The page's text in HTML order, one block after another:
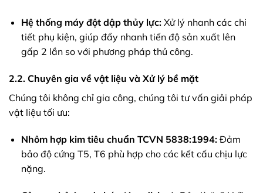
Hệ thống máy đột dập thủy lực:Xử lý nhanh các chi
tiết phụ kiện, giúp đẩy nhanh tiến độ sản xuất lên
gấp 2 lần so với phương pháp thủ công.
2.2. Chuyên gia về vật liệu và Xử lý bề mặt
Chúng tôi không chỉ gia công, chúng tôi tư vấn giải pháp
vật liệu tối ưu:
Nhôm hợp kim tiêu chuẩn TCVN 5838:1994:Đảm
bảo độ cứng T5, T6 phù hợp cho các kết cấu chịu lực
nặng.